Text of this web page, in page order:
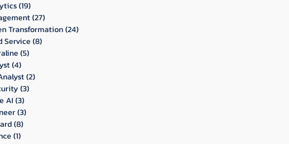
(19)
(27)
Transformation(24)
Service (8)
(5)
(4)
(2)
(3)
AI (3)
(3)
(8)
(1)